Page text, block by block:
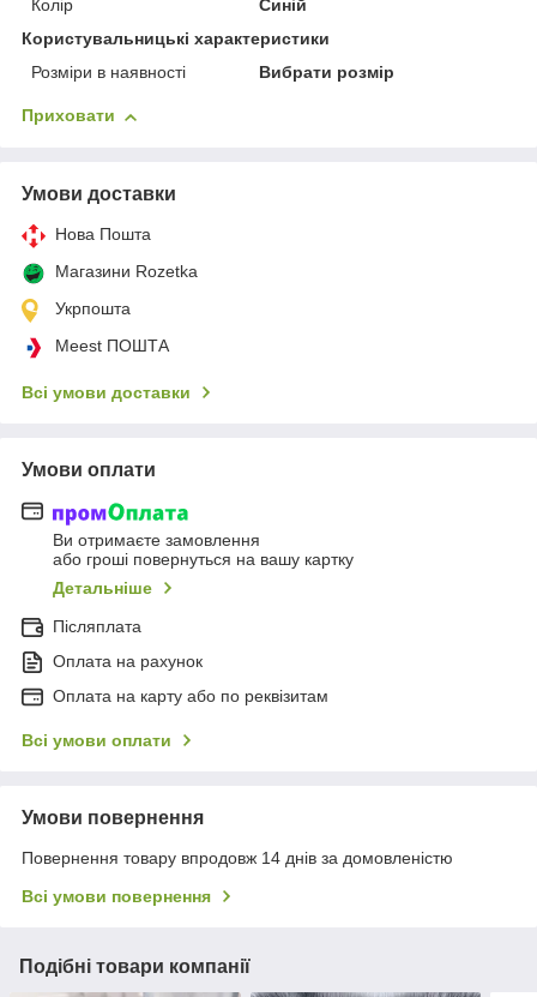
Колір
Синій
Користувальницькі характеристики
Розміри в наявності
Вибрати розмір
Приховати
Умови доставки
Нова Пошта
Магазини Rozetka
Укрпошта
Meest ПОШТА
Всі умови доставки
Умови оплати
Ви отримаєте замовлення
або гроші повернуться на вашу картку
Детальніше
Післяплата
Оплата на рахунок
Оплата на карту або по реквізитам
Всі умови оплати
Умови повернення
Повернення товару впродовж 14 днів за домовленістю
Всі умови повернення
Подібні товари компанії